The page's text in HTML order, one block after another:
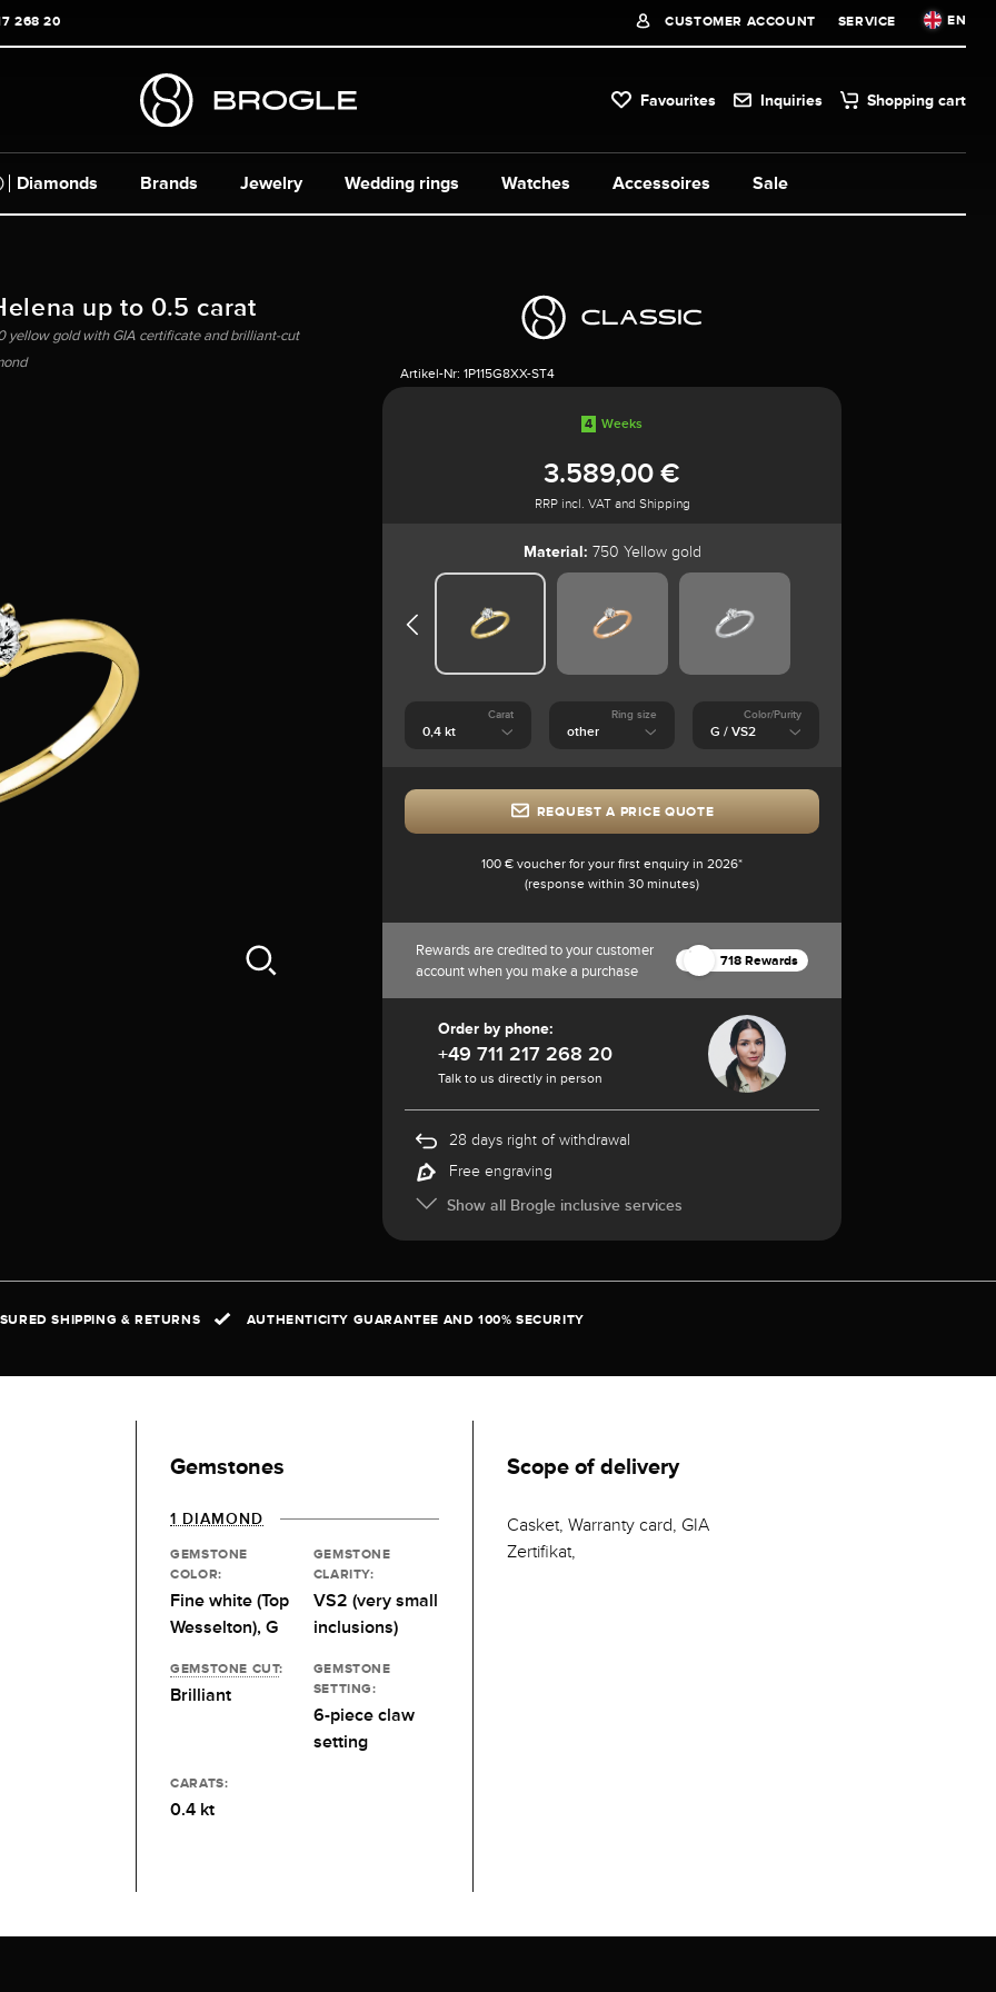
268 20 CUSTOMER ACCOUNT SERVICE EN
Favourites Inquiries Shopping cart
Diamonds Brands Jewelry Watches Accessoires Sale
Wedding rings
up to 0.5 carat
gold with GIA certificate and brilliant-cut
Artikel-Nr: 1P115G8XX-ST4
4 Weeks
3.589,00 €
RRP incl. VAT and Shipping
Material: 750 Yellow gold
Carat Ring size Color/Purity
REQUEST A PRICE QUOTE
100 € voucher for your first enquiry in 2026*
(response within 30 minutes)
Rewards are credited to your customer
account when you make a purchase
718 Rewards
Order by phone:
+49 711 217 268 20
Talk to us directly in person
28 days right of withdrawal
Free engraving
Show all Brogle inclusive services
SHIPPING & RETURNS AUTHENTICITY GUARANTEE AND 100% SECURITY
Gemstones
1 DIAMOND
GEMSTONE
COLOR:
Fine white (Top
Wesselton), G
GEMSTONE
CLARITY:
VS2 (very small
inclusions)
GEMSTONE CUT:
Brilliant
GEMSTONE
SETTING:
6-piece claw
setting
CARATS:
0.4 kt
Scope of delivery
Casket, Warranty card, GIA
Zertifikat,